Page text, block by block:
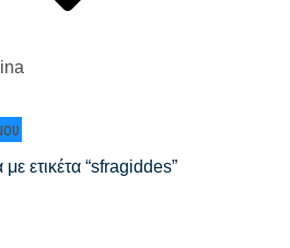
ετικέτα “sfragiddes”